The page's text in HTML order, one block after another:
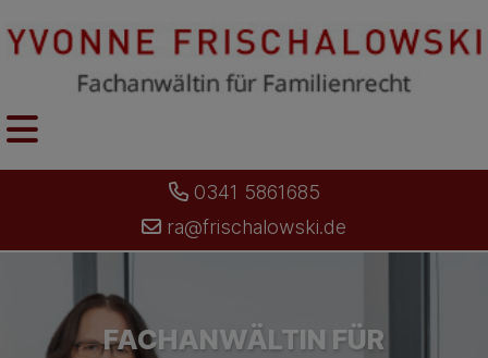
0341 5861685
ra@frischalowski.de
FACHANWÄLTIN FÜR